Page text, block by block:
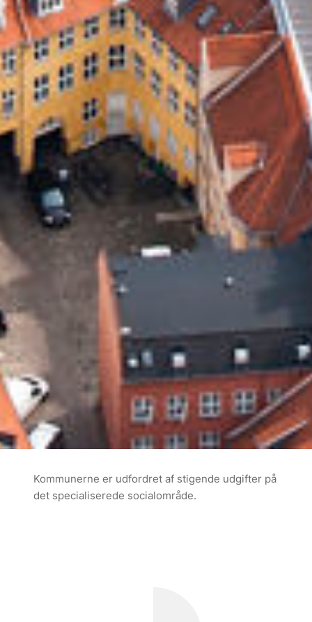
Kommunerne er udfordret af stigende udgifter på
det specialiserede socialområde.